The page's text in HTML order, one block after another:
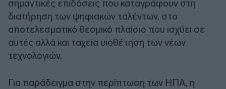
σημαντικές επιδόσεις που καταγράφουν στη
διατήρηση των ψηφιακών ταλέντων, στο
αποτελεσματικό θεσμικό πλαίσιο που ισχύει σε
αυτές αλλά και ταχεία υιοθέτηση των νέων
τεχνολογιών.
Για παράδειγμα στην περίπτωση των ΗΠΑ, η